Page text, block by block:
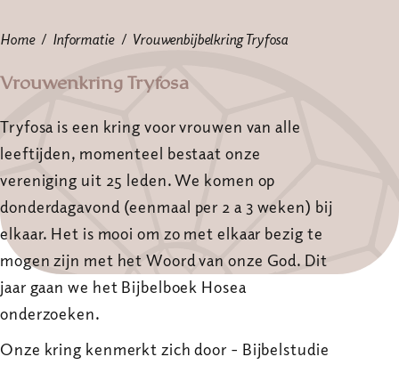
Home Informatie Vrouwenbijbelkring Tryfosa
Vrouwenkring Tryfosa
Tryfosa is een kring voor vrouwen van alle
leeftijden, momenteel bestaat onze
vereniging uit 25 leden. We komen op
donderdagavond (eenmaal per 2 a 3 weken) bij
elkaar. Het is mooi om zo met elkaar bezig te
mogen zijn met het Woord van onze God. Dit
jaar gaan we het Bijbelboek Hosea
onderzoeken.
Onze kring kenmerkt zich door - Bijbelstudie